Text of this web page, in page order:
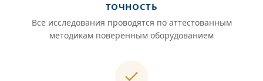
ТОЧНОСТЬ
Все исследования проводятся по аттестованным
методикам поверенным оборудованием